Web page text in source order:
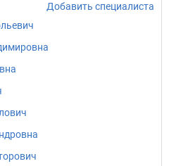
Добавить специалиста